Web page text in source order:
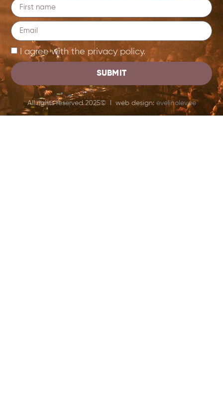
I agree with the privacy policy.
SUBMIT
All rights reserved 2025© I web design:evelinolev.ee